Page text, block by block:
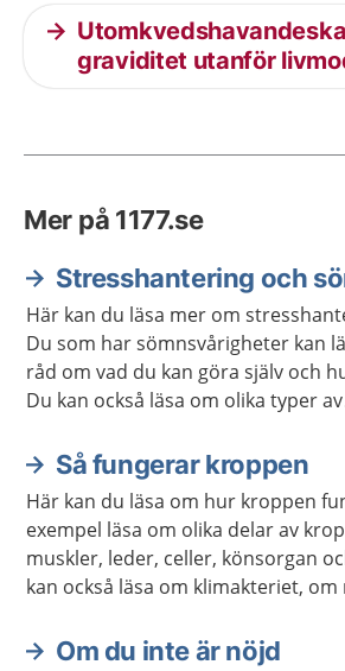
graviditet utanför
Mer på 1177.se
Stresshantering och
Här kan du läsa mer om
Du som har sömnsvårigheter kan
råd om vad du kan göra själv och
Du kan också läsa om olika typer av
avslappningsövningar.
Så fungerar kroppen
Här kan du läsa om hur kroppen
exempel läsa om olika delar av
muskler, leder, celler, könsorgan
kan också läsa om klimakteriet,
Om du inte är nöjd